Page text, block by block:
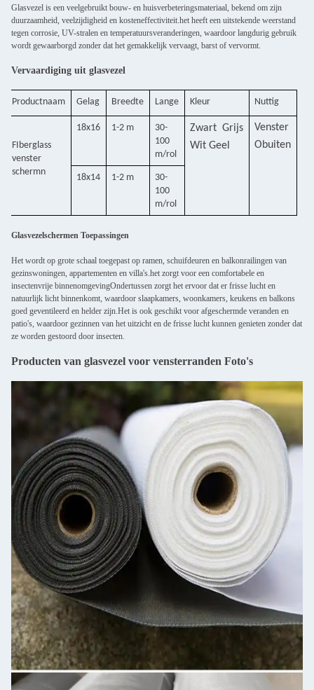
Glasvezel is een veelgebruikt bouw- en huisverbeteringsmateriaal, bekend om zijn
duurzaamheid, veelzijdigheid en kosteneffectiviteit.het heeft een uitstekende weerstand
tegen corrosie, UV-stralen en temperatuursveranderingen, waardoor langdurig gebruik
wordt gewaarborgd zonder dat het gemakkelijk vervaagt, barst of vervormt.
Vervaardiging uit glasvezel
Productnaam Gelag Breedte Lange Kleur Nuttig
FIberglass
venster
schermn
18x16 1-2 m
30-
100
m/rol
Zwart Grijs
Wit Geel
Venster
Obuiten
18x14 1-2 m
30-
100
m/rol
Glasvezelschermen Toepassingen
Het wordt op grote schaal toegepast op ramen, schuifdeuren en balkonrailingen van
gezinswoningen, appartementen en villa's.het zorgt voor een comfortabele en
insectenvrije binnenomgevingOndertussen zorgt het ervoor dat er frisse lucht en
natuurlijk licht binnenkomt, waardoor slaapkamers, woonkamers, keukens en balkons
goed geventileerd en helder zijn.Het is ook geschikt voor afgeschermde veranden en
patio's, waardoor gezinnen van het uitzicht en de frisse lucht kunnen genieten zonder dat
ze worden gestoord door insecten.
Producten van glasvezel voor vensterranden Foto's